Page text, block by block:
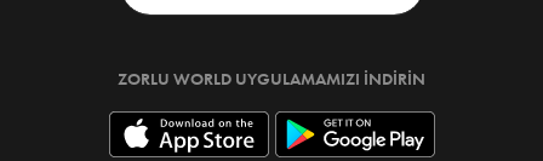
ZORLU WORLD UYGULAMAMIZI İNDIRIN